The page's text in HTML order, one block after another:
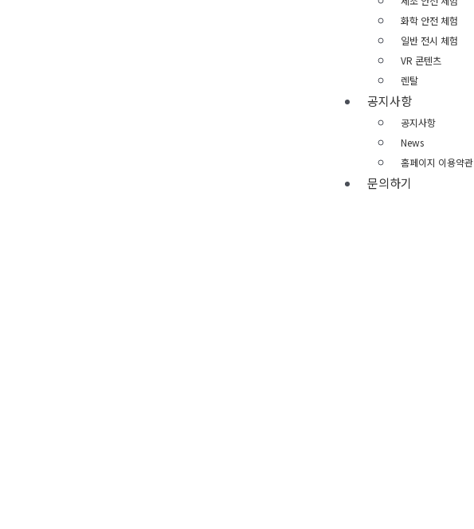
화학 안전 체험
일반 전시 체험
VR 콘텐츠
렌탈
공지사항
공지사항
News
홈페이지 이용약관
문의하기